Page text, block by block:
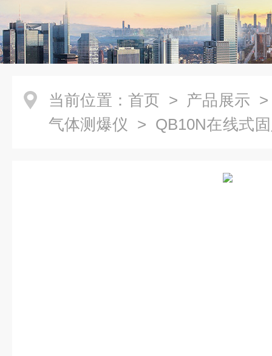
当前位置： 首页 > 产品展示
气体测爆仪 > QB10N在线式